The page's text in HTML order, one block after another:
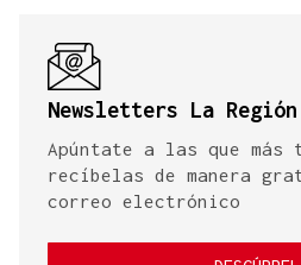
Newsletters La Región
Apúntate a las que
recíbelas de manera
correo electrónico